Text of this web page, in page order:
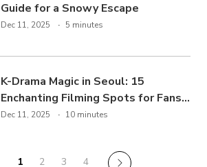
Guide for a Snowy Escape
Dec 11, 2025 5 minutes
K-Drama Magic in Seoul: 15
Enchanting Filming Spots for Fans
to Visit!
Dec 11, 2025 10 minutes
1 2 3 4